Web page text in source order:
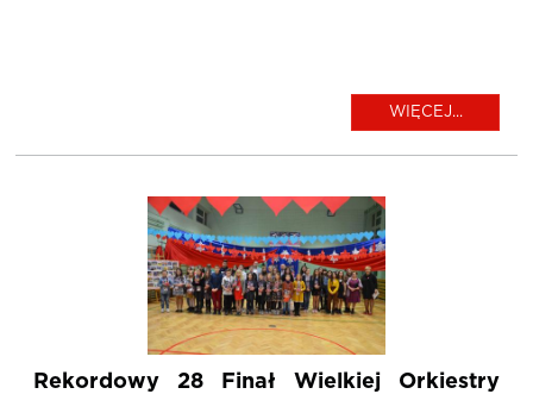
WIĘCEJ...
Rekordowy 28 Finał Wielkiej Orkiestry